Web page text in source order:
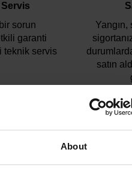
About
sorun
garanti
teknik servis
Yangın,
satın
adresiyle iletişime